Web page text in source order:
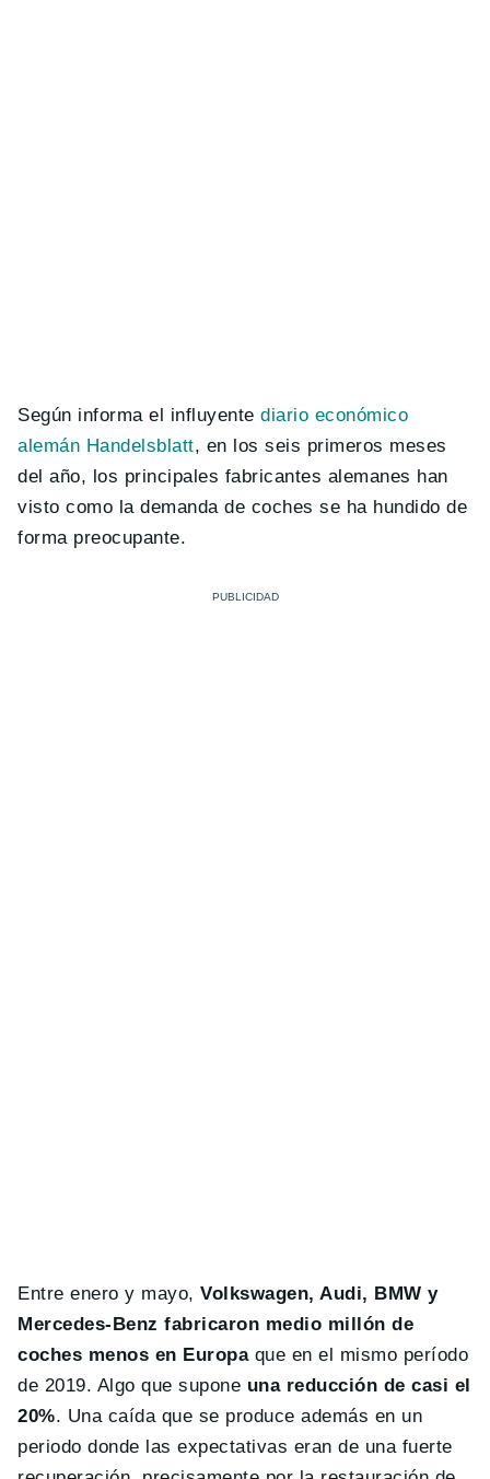
Según informa el influyentediario económico
alemán Handelsblatt, en los seis primeros meses
del año, los principales fabricantes alemanes han
visto como la demanda de coches se ha hundido de
forma preocupante.
Entre enero y mayo,Volkswagen, Audi, BMW y
Mercedes-Benz fabricaron medio millón de
coches menos en Europaque en el mismo período
de 2019. Algo que supone una reducción de casi el
20%. Una caída que se produce además en un
periodo donde las expectativas eran de una fuerte